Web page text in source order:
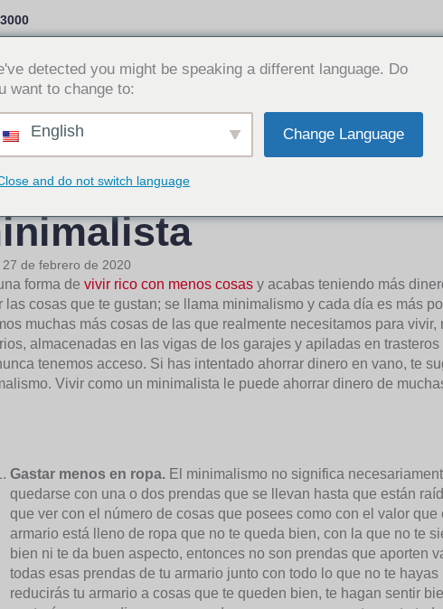
Opciones de préstamo ¿Por qué Cash Time?
ahorrar dinero
27 de febrero de 2020
forma de vivir rico con menos cosas y acabas teniendo más
las cosas que te gustan; se llama minimalismo y cada día es más
muchas más cosas de las que realmente necesitamos para
almacenadas en las vigas de los garajes y apiladas en
tenemos acceso. Si has intentado ahorrar dinero en vano, te
Vivir como un minimalista le puede ahorrar dinero de
Gastar menos en ropa. El minimalismo no significa
quedarse con una o dos prendas que se llevan hasta que están
que ver con el número de cosas que posees como con el valor
armario está lleno de ropa que no te queda bien, con la que no te
bien ni te da buen aspecto, entonces no son prendas que aporten
todas esas prendas de tu armario junto con todo lo que no te
reducirás tu armario a cosas que te queden bien, te hagan sentir
detected you might be speaking a different language. Do
want to change to:
English Change Language
and do not switch language